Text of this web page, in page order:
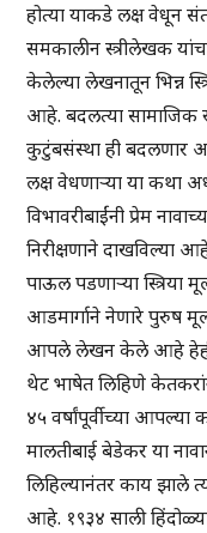
होत्या याकडे लक्ष वेधून
समकालीन स्त्रीलेखक
केलेल्या लेखनातून भिन्न
आहे. बदलत्या सामाजिक
कुटुंबसंस्था ही बदलणार
लक्ष वेधणाऱ्या या कथा
विभावरीबाईंनी प्रेम
निरीक्षणाने दाखविल्या
पाऊल पडणाऱ्या स्त्रिया
आडमार्गाने नेणारे पुरुष
आपले लेखन केले आहे हेही
थेट भाषेत लिहिणे
४५ वर्षांपूर्वीच्या आपल्या
मालतीबाई बेडेकर या
लिहिल्यानंतर काय झाले
आहे. १९३४ साली